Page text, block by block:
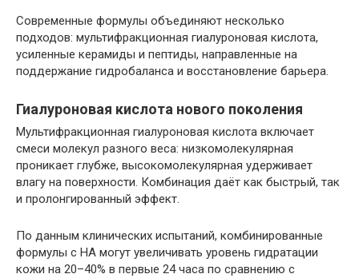
Современные формулы объединяют несколько
подходов: мультифракционная гиалуроновая кислота,
усиленные керамиды и пептиды, направленные на
поддержание гидробаланса и восстановление барьера.
Гиалуроновая кислота нового поколения
Мультифракционная гиалуроновая кислота включает
смеси молекул разного веса: низкомолекулярная
проникает глубже, высокомолекулярная удерживает
влагу на поверхности. Комбинация даёт как быстрый, так
и пролонгированный эффект.
По данным клинических испытаний, комбинированные
формулы с HA могут увеличивать уровень гидратации
кожи на 20–40% в первые 24 часа по сравнению с